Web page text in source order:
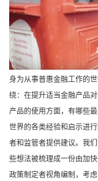
身为从事普惠金融工作的
绕：在提升适当金融产品
产品的使用方面，有哪些
世界的各类经验和启示进
者和监管者提供建议。我
些想法被梳理成一份由加
政策制定者视角编制，考